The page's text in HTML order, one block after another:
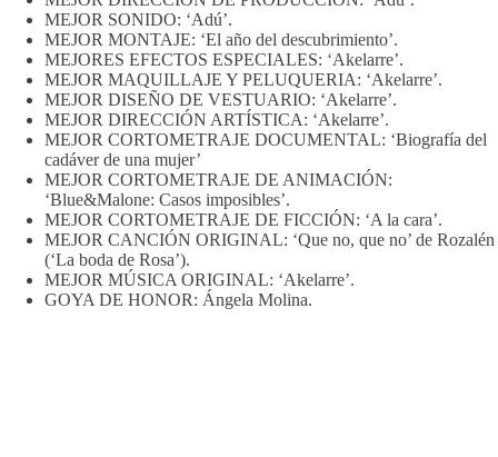
MEJOR SONIDO: ‘Adú’.
MEJOR MONTAJE: ‘El año del descubrimiento’.
MEJORES EFECTOS ESPECIALES: ‘Akelarre’.
MEJOR MAQUILLAJE Y PELUQUERIA: ‘Akelarre’.
MEJOR DISEÑO DE VESTUARIO: ‘Akelarre’.
MEJOR DIRECCIÓN ARTÍSTICA: ‘Akelarre’.
MEJOR CORTOMETRAJE DOCUMENTAL: ‘Biografía del
cadáver de una mujer’
MEJOR CORTOMETRAJE DE ANIMACIÓN:
‘Blue&Malone: Casos imposibles’.
MEJOR CORTOMETRAJE DE FICCIÓN: ‘A la cara’.
MEJOR CANCIÓN ORIGINAL: ‘Que no, que no’ de Rozalén
(‘La boda de Rosa’).
MEJOR MÚSICA ORIGINAL: ‘Akelarre’.
GOYA DE HONOR: Ángela Molina.